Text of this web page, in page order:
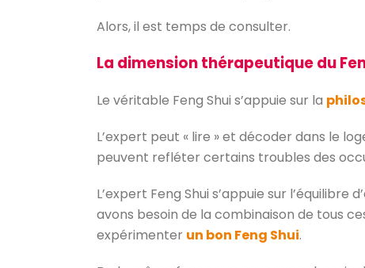
Alors, il est temps de consulter.
La dimension thérapeutique du
Le véritable Feng Shui s’appuie sur la
L’expert peut « lire » et décoder dans le
peuvent refléter certains troubles des
L’expert Feng Shui s’appuie sur
avons besoin de la combinaison de tous
expérimenter un bon Feng Shui.